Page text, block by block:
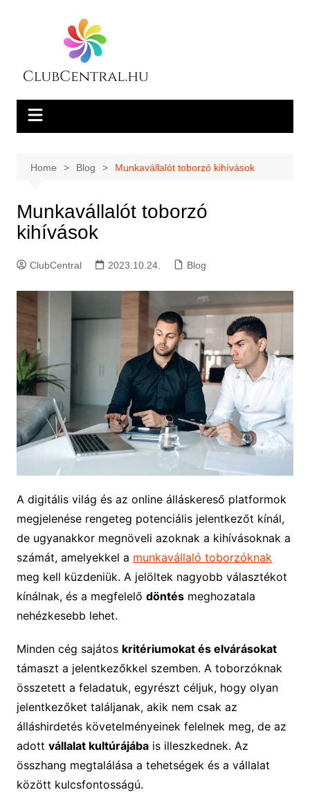
Home Blog Munkavállalót toborzó kihívások
Munkavállalót toborzó
kihívások
ClubCentral 2023.10.24. Blog
A digitális világ és az online álláskereső platformok
megjelenése rengeteg potenciális jelentkezőt kínál,
de ugyanakkor megnöveli azoknak a kihívásoknak a
számát, amelyekkel a munkavállaló toborzóknak
meg kell küzdeniük. A jelöltek nagyobb választékot
kínálnak, és a megfelelő döntésmeghozatala
nehézkesebb lehet.
Minden cég sajátos kritériumokat és elvárásokat
támaszt a jelentkezőkkel szemben. A toborzóknak
összetett a feladatuk, egyrészt céljuk, hogy olyan
jelentkezőket találjanak, akik nem csak az
álláshirdetés követelményeinek felelnek meg, de az
adott vállalat kultúrájábais illeszkednek. Az
összhang megtalálása a tehetségek és a vállalat
között kulcsfontosságú.